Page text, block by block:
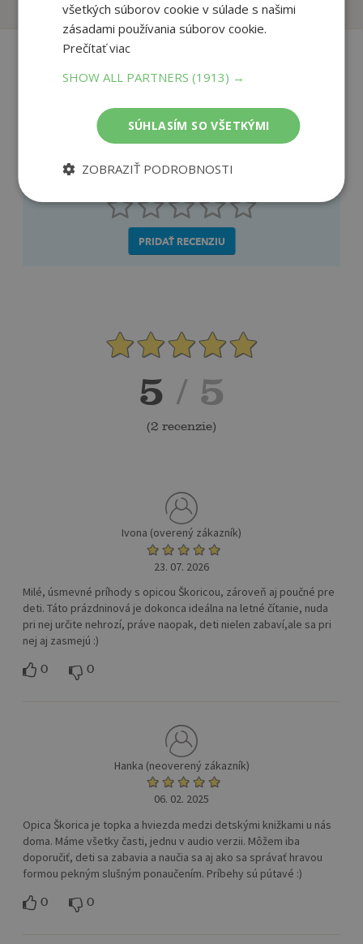
Recenzie čitateľov
Napíšte recenziu a môžete vyhrať
Ako sa vám páčila kniha?
PRIDAŤ RECENZIU
5 / 5
(2 recenzie)
Ivona (overený zákazník)
23. 07. 2026
Milé, úsmevné príhody s opicou Škoricou, zároveň aj poučné pre
deti. Táto prázdninová je dokonca ideálna na letné čítanie, nuda
pri nej určite nehrozí, práve naopak, deti nielen zabaví,ale sa pri
nej aj zasmejú :)
0 0
Hanka (neoverený zákazník)
06. 02. 2025
Opica Škorica je topka a hviezda medzi detskými knižkami u nás
doma. Máme všetky časti, jednu v audio verzii. Môžem iba
doporučiť, deti sa zabavia a naučia sa aj ako sa správať hravou
formou pekným slušným ponaučením. Príbehy sú pútavé :)
0 0
všetkých súborov cookie v súlade s našimi
zásadami používania súborov cookie.
Prečítať viac
SHOW ALL PARTNERS(1913) →
SÚHLASÍM SO VŠETKÝMI
ZOBRAZIŤ PODROBNOSTI